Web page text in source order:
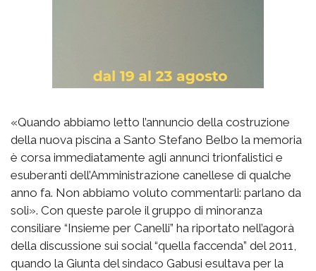
«Quando abbiamo letto l’annuncio della costruzione
della nuova piscina a Santo Stefano Belbo la memoria
è corsa immediatamente agli annunci trionfalistici e
esuberanti dell’Amministrazione canellese di qualche
anno fa. Non abbiamo voluto commentarli: parlano da
soli». Con queste parole il gruppo di minoranza
consiliare “Insieme per Canelli” ha riportato nell’agorà
della discussione sui social “quella faccenda” del 2011,
quando la Giunta del sindaco Gabusi esultava per la